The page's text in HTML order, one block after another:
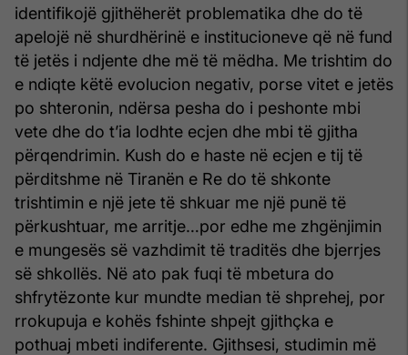
identifikojë gjithëherët problematika dhe do të
apelojë në shurdhërinë e institucioneve që në fund
të jetës i ndjente dhe më të mëdha. Me trishtim do
e ndiqte këtë evolucion negativ, porse vitet e jetës
po shteronin, ndërsa pesha do i peshonte mbi
vete dhe do t’ia lodhte ecjen dhe mbi të gjitha
përqendrimin. Kush do e haste në ecjen e tij të
përditshme në Tiranën e Re do të shkonte
trishtimin e një jete të shkuar me një punë të
përkushtuar, me arritje…por edhe me zhgënjimin
e mungesës së vazhdimit të traditës dhe bjerrjes
së shkollës. Në ato pak fuqi të mbetura do
shfrytëzonte kur mundte median të shprehej, por
rrokupuja e kohës fshinte shpejt gjithçka e
pothuaj mbeti indiferente. Gjithsesi, studimin më